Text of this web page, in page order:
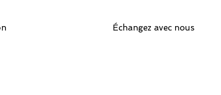
Échangez avec nous